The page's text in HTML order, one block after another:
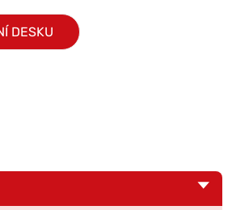
DESKU